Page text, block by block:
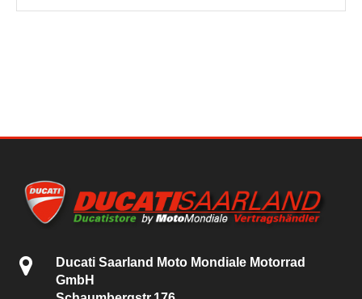
Ducati Saarland Moto Mondiale Motorrad
GmbH